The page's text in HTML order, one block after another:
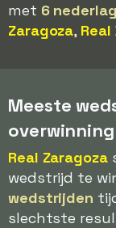
met 6
Zaragoza,
Meeste
overwinning
Real Zaragoza
wedstrijd te
wedstrijden
slechtste